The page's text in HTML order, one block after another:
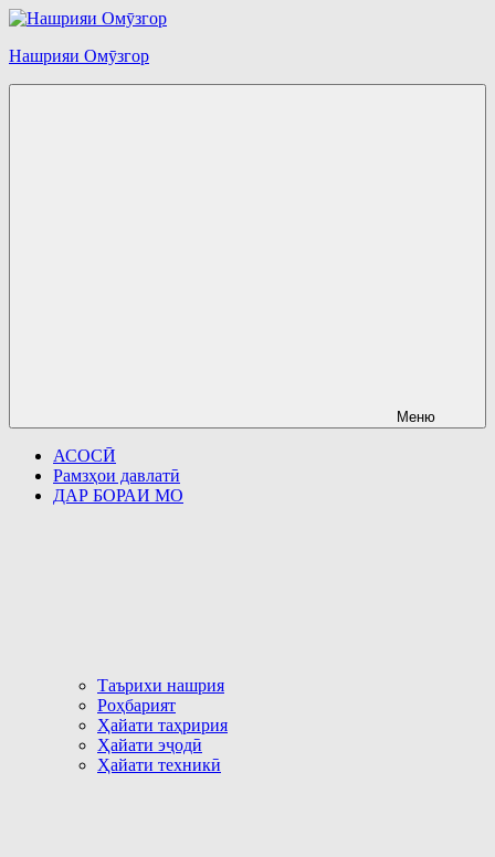
Перейти
содержимому
Нашрияи Омӯзгор
Меню
АСОСӢ
Рамзҳои давлатӣ
ДАР БОРАИ МО
Таърихи нашрия
Роҳбарият
Ҳайати таҳририя
Ҳайати эҷодӣ
Ҳайати техникӣ